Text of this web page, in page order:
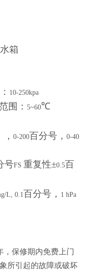
箱
10-250kpa
围：5~60℃
，0-200百分号，0-40
号FS 重复性±0.5百
L, 0.1 百分号， 1 hPa
，保修期内免费上门
所引起的故障或破坏